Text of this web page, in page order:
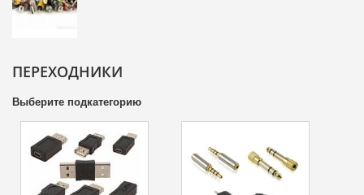
ПЕРЕХОДНИКИ
Выберите подкатегорию